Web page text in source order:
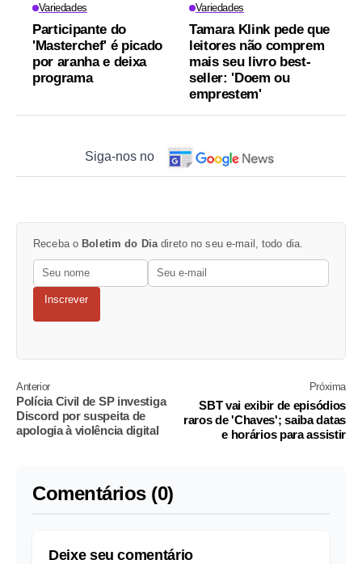
Variedades
Participante do
'Masterchef' é picado
por aranha e deixa
programa
Variedades
Tamara Klink pede que
leitores não comprem
mais seu livro best-
seller: 'Doem ou
emprestem'
Siga-nos no
Receba o Boletim do Diadireto no seu e-mail, todo dia.
Inscrever
Anterior
Polícia Civil de SP investiga
Discord por suspeita de
apologia à violência digital
Próxima
SBT vai exibir de episódios
raros de 'Chaves'; saiba datas
e horários para assistir
Comentários (0)
Deixe seu comentário